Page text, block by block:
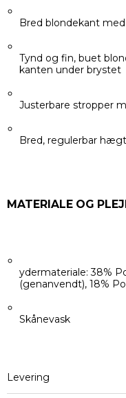
Bred blondekant
Tynd og fin, buet
kanten under brystet
Justerbare stropper
Bred, regulerbar
MATERIALE OG
ydermateriale: 38%
(genanvendt), 18%
Skånevask
Levering